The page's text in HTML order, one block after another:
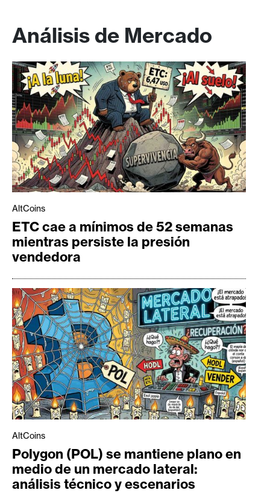
Análisis de Mercado
AltCoins
ETC cae a mínimos de 52 semanas
mientras persiste la presión
vendedora
AltCoins
Polygon (POL) se mantiene plano en
medio de un mercado lateral:
análisis técnico y escenarios